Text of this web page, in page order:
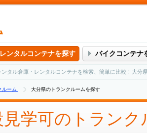
ンタルコンテナを探す バイクコンテナ
タル倉庫・レンタルコンテナを検索、簡単に比較！大分
ルーム 大分県のトランクルームを探す
見学可のトランク